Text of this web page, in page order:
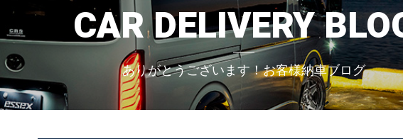
CAR DELIVERY
ありがとうございます！お客様納車ブログ